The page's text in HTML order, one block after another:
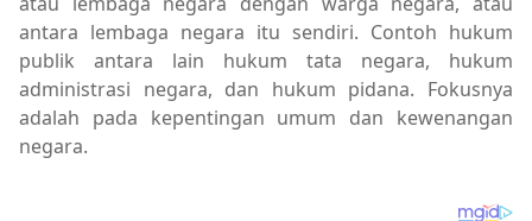
antara lembaga negara itu sendiri. Contoh hukum
publik antara lain hukum tata negara, hukum
administrasi negara, dan hukum pidana. Fokusnya
adalah pada kepentingan umum dan kewenangan
negara.